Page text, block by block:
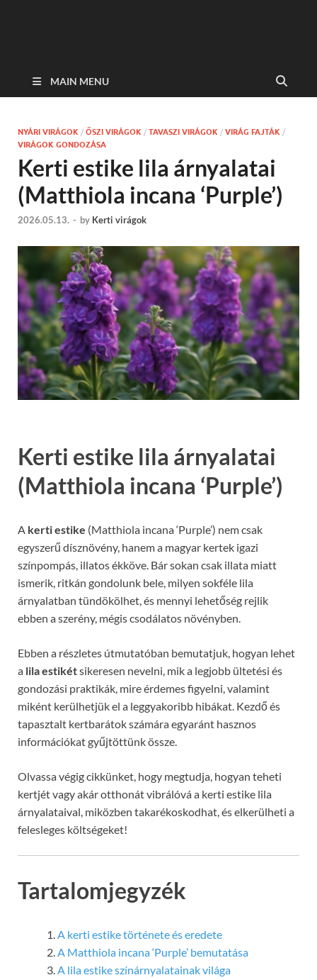
MAIN MENU
NYÁRI VIRÁGOK / ŐSZI VIRÁGOK / TAVASZI VIRÁGOK / VIRÁG FAJTÁK /
VIRÁGOK GONDOZÁSA
Kerti estike lila árnyalatai
(Matthiola incana ‘Purple’)
2026.05.13. - by Kerti virágok
Kerti estike lila árnyalatai
(Matthiola incana ‘Purple’)
A kerti estike (Matthiola incana ‘Purple’) nem csak
egyszerű dísznövény, hanem a magyar kertek igazi
színpompás, illatos ékköve. Bár sokan csak illata miatt
ismerik, ritkán gondolunk bele, milyen sokféle lila
árnyalatban tündökölhet, és mennyi lehetőség rejlik
ebben a szerény, mégis csodálatos növényben.
Ebben a részletes útmutatóban bemutatjuk, hogyan lehet
a lila estikétsikeresen nevelni, mik a legjobb ültetési és
gondozási praktikák, mire érdemes figyelni, valamint
miként kerülhetjük el a leggyakoribb hibákat. Kezdő és
tapasztalt kertbarátok számára egyaránt hasznos
információkat gyűjtöttünk össze.
Olvassa végig cikkünket, hogy megtudja, hogyan teheti
kertjét vagy akár otthonát vibrálóvá a kerti estike lila
árnyalataival, miközben takarékoskodhat, és elkerülheti a
felesleges költségeket!
Tartalomjegyzék
A kerti estike története és eredete
A Matthiola incana ‘Purple’ bemutatása
A lila estike színárnyalatainak világa